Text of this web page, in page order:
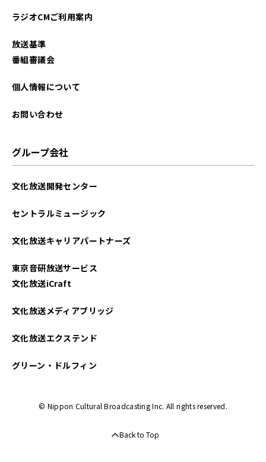
ラジオCMご利用案内
放送基準
番組審議会
個人情報について
お問い合わせ
グループ会社
文化放送開発センター
セントラルミュージック
文化放送キャリアパートナーズ
東京音研放送サービス
文化放送iCraft
文化放送メディアブリッジ
文化放送エクステンド
グリーン・ドルフィン
© Nippon Cultural Broadcasting Inc. All rights reserved.
Back to Top